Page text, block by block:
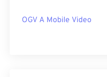
OGV A Mobile Video